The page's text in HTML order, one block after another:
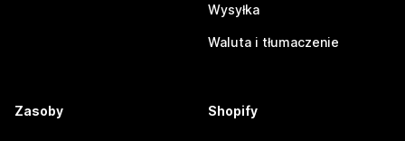
Wysyłka
Waluta i tłumaczenie
Zasoby Shopify